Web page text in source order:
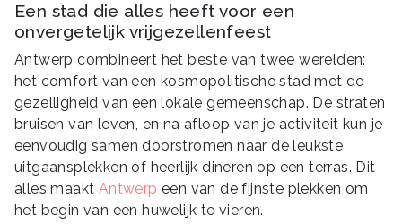
Een stad die alles heeft voor een
onvergetelijk vrijgezellenfeest
Antwerp combineert het beste van twee werelden:
het comfort van een kosmopolitische stad met de
gezelligheid van een lokale gemeenschap. De straten
bruisen van leven, en na afloop van je activiteit kun je
eenvoudig samen doorstromen naar de leukste
uitgaansplekken of heerlijk dineren op een terras. Dit
alles maakt Antwerp een van de fijnste plekken om
het begin van een huwelijk te vieren.